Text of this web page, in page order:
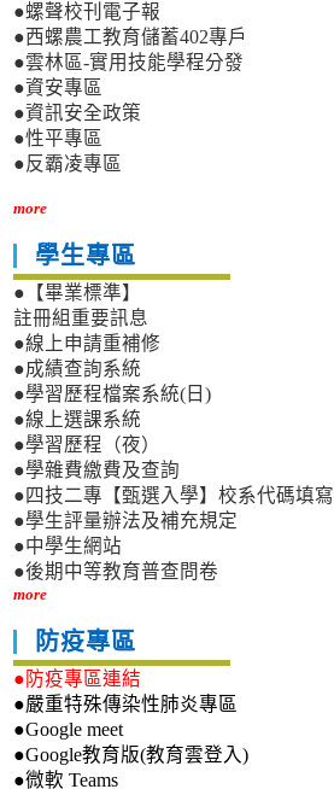
●螺聲校刊電子報
●西螺農工教育儲蓄402專戶
●雲林區-實用技能學程分發
●資安專區
●資訊安全政策
●性平專區
●反霸凌專區
more
學生專區
●【畢業標準】
註冊組重要訊息
●線上申請重補修
●成績查詢系統
●學習歷程檔案系統(日)
●線上選課系統
●學習歷程（夜）
●學雜費繳費及查詢
●四技二專【甄選入學】校系代碼填寫
●學生評量辦法及補充規定
●中學生網站
●後期中等教育普查問卷
more
防疫專區
●防疫專區連結
●嚴重特殊傳染性肺炎專區
●Google meet
●Google教育版(教育雲登入)
●微軟 Teams